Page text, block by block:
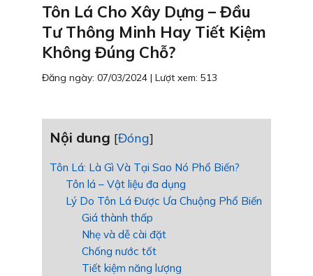
Tôn Lá Cho Xây Dựng – Đầu
Tư Thông Minh Hay Tiết Kiệm
Không Đúng Chỗ?
Đăng ngày: 07/03/2024 | Lượt xem: 513
Nội dung [Đóng]
Tôn Lá: Là Gì Và Tại Sao Nó Phổ Biến?
Tôn lá – Vật liệu đa dụng
Lý Do Tôn Lá Được Ưa Chuộng Phổ Biến
Giá thành thấp
Nhẹ và dễ cài đặt
Chống nước tốt
Tiết kiệm năng lượng